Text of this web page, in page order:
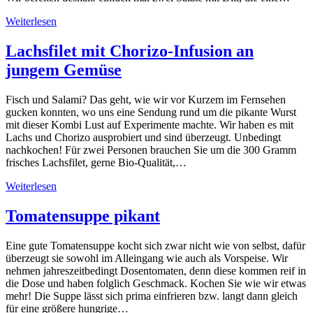
Weiterlesen
Lachsfilet mit Chorizo-Infusion an
jungem Gemüse
Fisch und Salami? Das geht, wie wir vor Kurzem im Fernsehen
gucken konnten, wo uns eine Sendung rund um die pikante Wurst
mit dieser Kombi Lust auf Experimente machte. Wir haben es mit
Lachs und Chorizo ausprobiert und sind überzeugt. Unbedingt
nachkochen! Für zwei Personen brauchen Sie um die 300 Gramm
frisches Lachsfilet, gerne Bio-Qualität,…
Weiterlesen
Tomatensuppe pikant
Eine gute Tomatensuppe kocht sich zwar nicht wie von selbst, dafür
überzeugt sie sowohl im Alleingang wie auch als Vorspeise. Wir
nehmen jahreszeitbedingt Dosentomaten, denn diese kommen reif in
die Dose und haben folglich Geschmack. Kochen Sie wie wir etwas
mehr! Die Suppe lässt sich prima einfrieren bzw. langt dann gleich
für eine größere hungrige…